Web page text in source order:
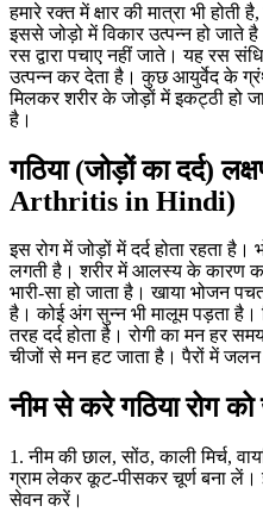
हमारे रक्त में क्षार की मात्रा भी होती
इससे जोड़ो में विकार उत्पन्न हो जाते
रस द्वारा पचाए नहीं जाते। यह रस
उत्पन्न कर देता है। कुछ आयुर्वेद के
मिलकर शरीर के जोड़ों में इकट्ठी हो
है।
गठिया (जोड़ों का दर्द)
Arthritis in Hindi)
इस रोग में जोड़ों में दर्द होता रहता
लगती है। शरीर में आलस्य के कारण
भारी-सा हो जाता है। खाया भोजन
है। कोई अंग सुन्न भी मालूम पड़ता
तरह दर्द होता है। रोगी का मन हर
चीजों से मन हट जाता है। पैरों में जलन
नीम से करे गठिया रोग
1. नीम की छाल, सोंठ, काली मिर्च,
ग्राम लेकर कूट-पीसकर चूर्ण बना लें।
सेवन करें।